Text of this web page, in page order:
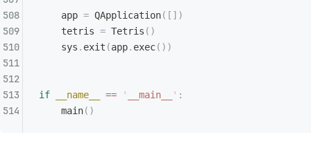
    app
= QApplication([])
    tetris
= Tetris ()
    sys
. exit (app. exec())
if __name__ == ' __main__ ' :
    main
()